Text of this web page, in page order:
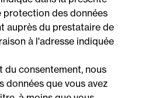
protection des données
auprès du prestataire de
à l'adresse indiquée
du consentement, nous
données que vous avez